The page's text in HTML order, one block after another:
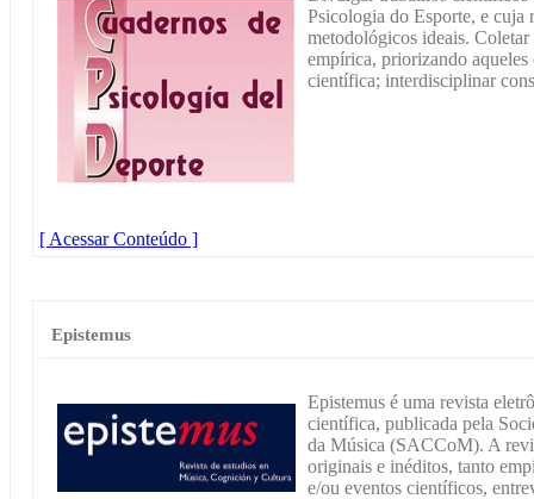
Psicologia do Esporte, e cuja
metodológicos ideais.
empírica, priorizando aqueles
científica; interdisciplinar
[ Acessar Conteúdo ]
Epistemus
Epistemus é uma revista
científica, publicada pela
da Música (SACCoM). A
originais e inéditos, tanto
e/ou eventos científicos,